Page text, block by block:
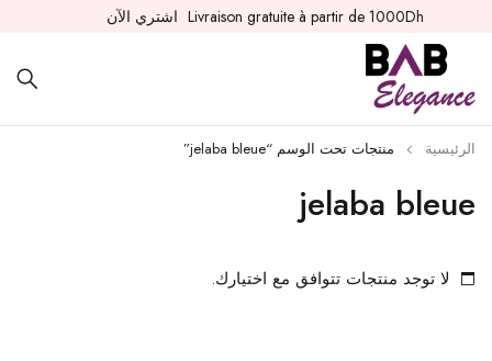
Livraison gratuite à partir de 1000Dh اشتري الآن
jelaba bleue
الرئيسية منتجات تحت الوسم “jelaba bleue”
لا توجد منتجات تتوافق مع اختيارك.